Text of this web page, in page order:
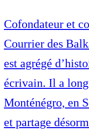
Cofondateur et
Courrier des
est agrégé
écrivain. Il a
Monténégro, en
et partage